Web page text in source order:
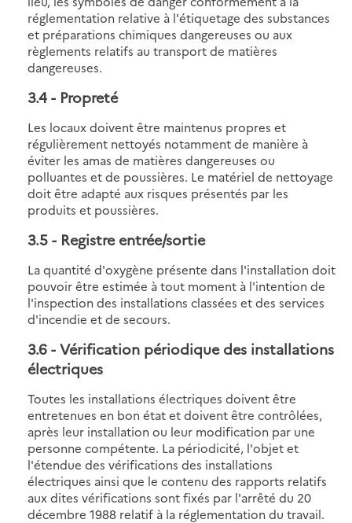
réglementation relative à l'étiquetage des substances
et préparations chimiques dangereuses ou aux
règlements relatifs au transport de matières
dangereuses.
3.4 - Propreté
Les locaux doivent être maintenus propres et
régulièrement nettoyés notamment de manière à
éviter les amas de matières dangereuses ou
polluantes et de poussières. Le matériel de nettoyage
doit être adapté aux risques présentés par les
produits et poussières.
3.5 - Registre entrée/sortie
La quantité d'oxygène présente dans l'installation doit
pouvoir être estimée à tout moment à l'intention de
l'inspection des installations classées et des services
d'incendie et de secours.
3.6 - Vérification périodique des installations
électriques
Toutes les installations électriques doivent être
entretenues en bon état et doivent être contrôlées,
après leur installation ou leur modification par une
personne compétente. La périodicité, l'objet et
l'étendue des vérifications des installations
électriques ainsi que le contenu des rapports relatifs
aux dites vérifications sont fixés par l'arrêté du 20
décembre 1988 relatif à la réglementation du travail.